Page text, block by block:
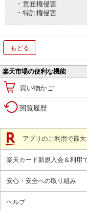
・意匠権侵害
・特許権侵害
もどる
楽天市場の便利な機能
買い物かご
閲覧履歴
アプリのご利用で最大
楽天カード新規入会＆利用
安心・安全への取り組み
ヘルプ